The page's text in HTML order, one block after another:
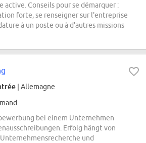
active. Conseils pour se démarquer :
forte, se renseigner sur l'entreprise
à un poste ou à d'autres missions
| Allemagne
bei einem Unternehmen
Erfolg hängt von
und